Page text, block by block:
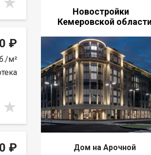
₽
м²
₽
Новостройки
Кемеровской области
Дом на Арочной